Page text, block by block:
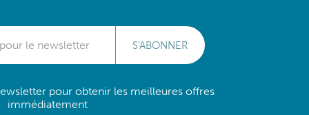
S'ABONNER
pour obtenir les meilleures offres
immédiatement